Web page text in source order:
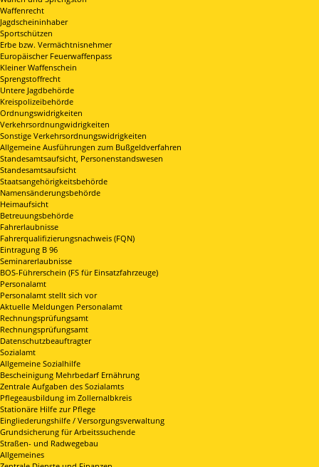
Waffenrecht
Jagdscheininhaber
Sportschützen
Erbe bzw. Vermächtnisnehmer
Europäischer Feuerwaffenpass
Kleiner Waffenschein
Sprengstoffrecht
Untere Jagdbehörde
Kreispolizeibehörde
Ordnungswidrigkeiten
Verkehrsordnungwidrigkeiten
Sonstige Verkehrsordnungswidrigkeiten
Allgemeine Ausführungen zum Bußgeldverfahren
Standesamtsaufsicht, Personenstandswesen
Standesamtsaufsicht
Staatsangehörigkeitsbehörde
Namensänderungsbehörde
Heimaufsicht
Betreuungsbehörde
Fahrerlaubnisse
Fahrerqualifizierungsnachweis (FQN)
Eintragung B 96
Seminarerlaubnisse
BOS-Führerschein (FS für Einsatzfahrzeuge)
Personalamt
Personalamt stellt sich vor
Aktuelle Meldungen Personalamt
Rechnungsprüfungsamt
Rechnungsprüfungsamt
Datenschutzbeauftragter
Sozialamt
Allgemeine Sozialhilfe
Bescheinigung Mehrbedarf Ernährung
Zentrale Aufgaben des Sozialamts
Pflegeausbildung im Zollernalbkreis
Stationäre Hilfe zur Pflege
Eingliederungshilfe / Versorgungsverwaltung
Grundsicherung für Arbeitssuchende
Straßen- und Radwegebau
Allgemeines